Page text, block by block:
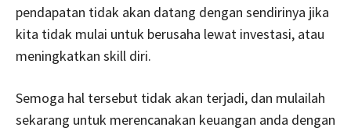
pendapatan tidak akan datang dengan sendirinya jika
kita tidak mulai untuk berusaha lewat investasi, atau
meningkatkan skill diri.
Semoga hal tersebut tidak akan terjadi, dan mulailah
sekarang untuk merencanakan keuangan anda dengan